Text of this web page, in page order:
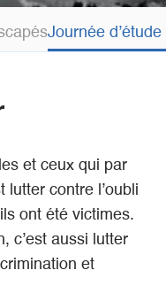
Journée
et ceux qui par
lutter contre l’oubli
ont été victimes.
c’est aussi lutter
et